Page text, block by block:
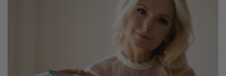
Rozbiórki, wyburzenia
Nadzór budowlany
Prace wysokościowe
Geodezja - usługi, sprzęt